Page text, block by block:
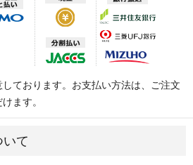
ております。お支払い方法は、ご注文
ます。
て